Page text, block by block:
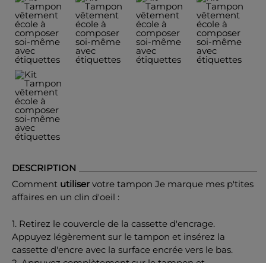
DESCRIPTION
Comment utiliser votre tampon Je marque mes p'tites
affaires en un clin d'oeil :
1. Retirez le couvercle de la cassette d'encrage.
Appuyez légèrement sur le tampon et insérez la
cassette d'encre avec la surface encrée vers le bas.